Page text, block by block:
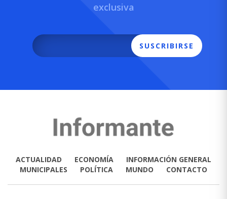
exclusiva
SUSCRIBIRSE
ACTUALIDAD ECONOMÍA
INFORMACIÓN GENERAL
MUNICIPALES
POLÍTICA MUNDO CONTACTO